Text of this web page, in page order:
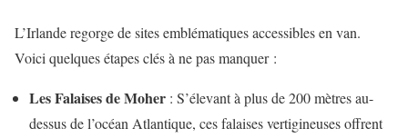
L’Irlande regorge de sites emblématiques accessibles en van.
Voici quelques étapes clés à ne pas manquer :
Les Falaises de Moher : S’élevant à plus de 200 mètres au-
dessus de l’océan Atlantique, ces falaises vertigineuses offrent